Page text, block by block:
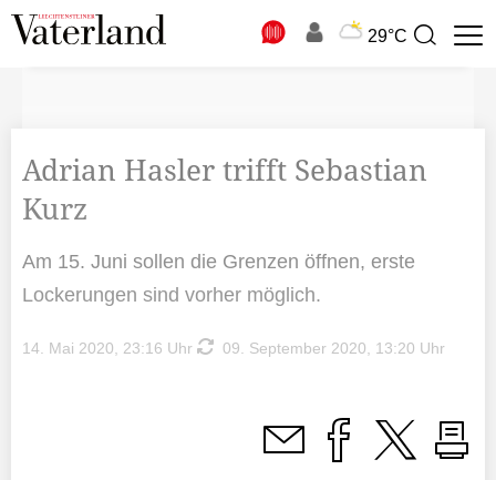
29°C
Suchbegriff
Adrian Hasler trifft Sebastian
Kurz
Am 15. Juni sollen die Grenzen öffnen, erste
Lockerungen sind vorher möglich.
14. Mai 2020, 23:16 Uhr 09. September 2020, 13:20 Uhr